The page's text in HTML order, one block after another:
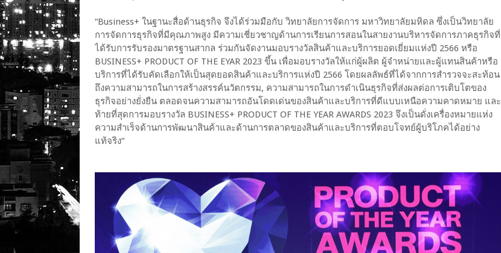
“Business+ ในฐานะสื่อด้านธุรกิจ จึงได้ร่วมมือกับ วิทยาลัยการจัดการ มหาวิทยาลัยมหิดล ซึ่งเป็นวิทยาลัย
การจัดการธุรกิจที่มีคุณภาพสูง มีความเชี่ยวชาญด้านการเรียนการสอนในสายงานบริหารจัดการภาคธุรกิจที่
ได้รับการรับรองมาตรฐานสากล ร่วมกันจัดงานมอบรางวัลสินค้าและบริการยอดเยี่ยมแห่งปี 2566 หรือ
BUSINESS+ PRODUCT OF THE EYAR 2023 ขึ้น เพื่อมอบรางวัลให้แก่ผู้ผลิต ผู้จำหน่ายและผู้แทนสินค้าหรือ
บริการที่ได้รับคัดเลือกให้เป็นสุดยอดสินค้าและบริการแห่งปี 2566 โดยผลลัพธ์ที่ได้จากการสำรวจจะสะท้อน
ถึงความสามารถในการสร้างสรรค์นวัตกรรม, ความสามารถในการดำเนินธุรกิจที่ส่งผลต่อการเติบโตของ
ธุรกิจอย่างยั่งยืน ตลอดจนความสามารถอันโดดเด่นของสินค้าและบริการที่ดีแบบเหนือความคาดหมาย และ
ท้ายที่สุดการมอบรางวัล BUSINESS+ PRODUCT OF THE YEAR AWARDS 2023 จึงเป็นดั่งเครื่องหมายแห่ง
ความสำเร็จด้านการพัฒนาสินค้าและด้านการตลาดของสินค้าและบริการที่ตอบโจทย์ผู้บริโภคได้อย่าง
แท้จริง”